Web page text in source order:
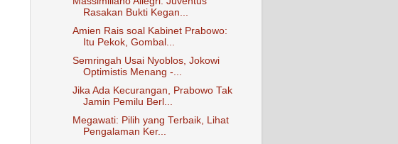
Rasakan Bukti Kegan...
Amien Rais soal Kabinet Prabowo:
Itu Pekok, Gombal...
Semringah Usai Nyoblos, Jokowi
Optimistis Menang -...
Jika Ada Kecurangan, Prabowo Tak
Jamin Pemilu Berl...
Megawati: Pilih yang Terbaik, Lihat
Pengalaman Ker...